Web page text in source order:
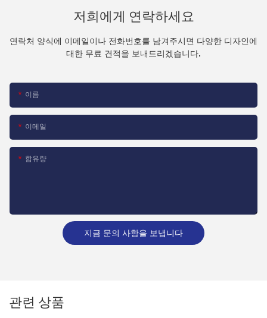
저희에게 연락하세요
연락처 양식에 이메일이나 전화번호를 남겨주시면 다양한 디자인에
대한 무료 견적을 보내드리겠습니다.
이름
이메일
함유량
지금 문의 사항을 보냅니다
관련 상품